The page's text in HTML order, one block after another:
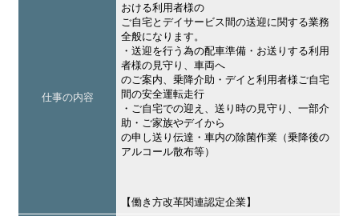
仕事の内容
おける利用者様の
ご自宅とデイサービス間の送迎に関する業務
全般になります。
・送迎を行う為の配車準備・お送りする利用
者様の見守り、車両へ
のご案内、乗降介助・デイと利用者様ご自宅
間の安全運転走行
・ご自宅での迎え、送り時の見守り、一部介
助・ご家族やデイから
の申し送り伝達・車内の除菌作業（乗降後の
アルコール散布等）
【働き方改革関連認定企業】